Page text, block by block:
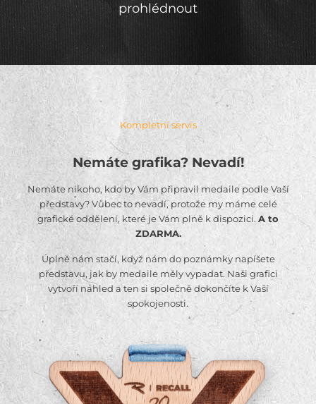
prohlédnout
Kompletní servis
Nemáte grafika? Nevadí!
Nemáte nikoho, kdo by Vám připravil medaile podle Vaší
představy? Vůbec to nevadí, protože my máme celé
grafické oddělení, které je Vám plně k dispozici. A to
ZDARMA.
Úplně nám stačí, když nám do poznámky napíšete
představu, jak by medaile měly vypadat. Naši grafici
vytvoří náhled a ten si společně dokončíte k Vaší
spokojenosti.